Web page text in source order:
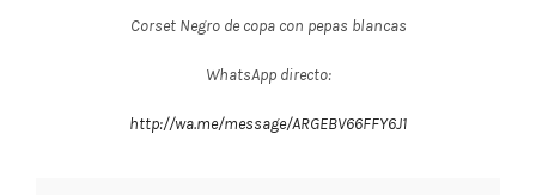
Corset Negro de copa con pepas blancas
WhatsApp directo:
http://wa.me/message/ARGEBV66FFY6J1